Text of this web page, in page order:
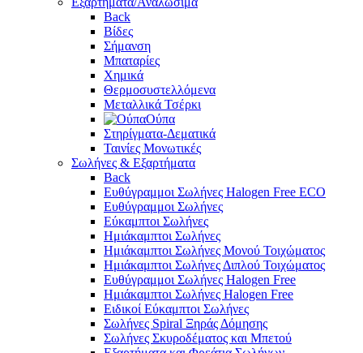
Back
Βίδες
Σήμανση
Μπαταρίες
Χημικά
Θερμοσυστελλόμενα
Μεταλλικά Τσέρκι
Ούπα
Στηρίγματα-Δεματικά
Ταινίες Μονωτικές
Σωλήνες & Εξαρτήματα
Back
Ευθύγραμμοι Σωλήνες Halogen Free ECO
Ευθύγραμμοι Σωλήνες
Εύκαμπτοι Σωλήνες
Ημιάκαμπτοι Σωλήνες
Ημιάκαμπτοι Σωλήνες Μονού Τοιχώματος
Ημιάκαμπτοι Σωλήνες Διπλού Τοιχώματος
Ευθύγραμμοι Σωλήνες Halogen Free
Ημιάκαμπτοι Σωλήνες Halogen Free
Ειδικοί Εύκαμπτοι Σωλήνες
Σωλήνες Spiral Ξηράς Δόμησης
Σωλήνες Σκυροδέματος και Μπετού